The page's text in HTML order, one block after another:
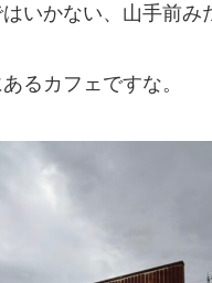
いかない、山手前み
るカフェですな。